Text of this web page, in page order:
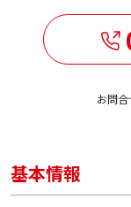
お問
基本情報